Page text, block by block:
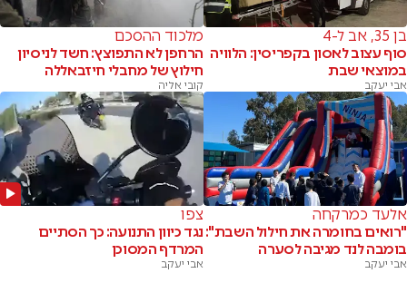
בן 35, אב ל-4
סוף עצוב לאסון בקפריסין: הלוויה
במוצאי שבת
אבי יעקב
מלכוד ההסכם
הרחפן לא התפוצץ: חשד לניסיון
חילוץ של מחבלי חיזבאללה
קובי אליה
אלעד כמרקחה
"רואים בחומרה את חילול השבת":
בומבה לנד מגיבה לסערה
אבי יעקב
צפו
נגד כיוון התנועה: כך הסתיים
המרדף המסוכן
אבי יעקב